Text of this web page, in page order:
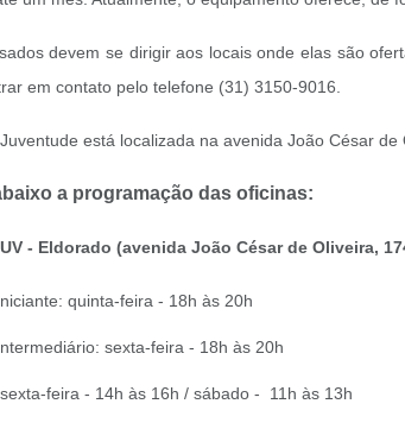
devem se dirigir aos locais onde elas são
em contato pelo telefone (31) 3150-9016.
está localizada na avenida João César
a programação das oficinas:
- Eldorado (avenida João César de Oliveira,
quinta-feira - 18h às 20h
sexta-feira - 18h às 20h
feira - 14h às 16h / sábado - 11h às 13h